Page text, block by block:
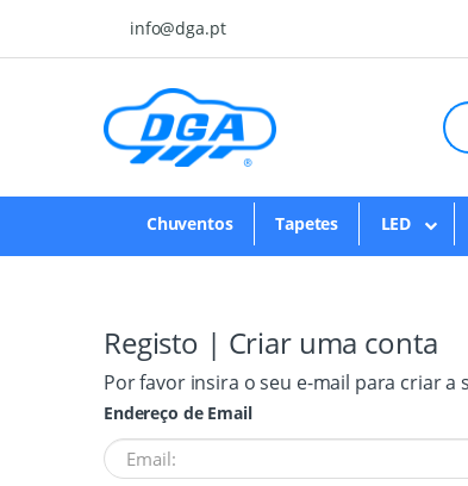
info@dga.pt
Chuventos Tapetes LED
Registo | Criar uma conta
Por favor insira o seu e-mail para criar a
Endereço de Email